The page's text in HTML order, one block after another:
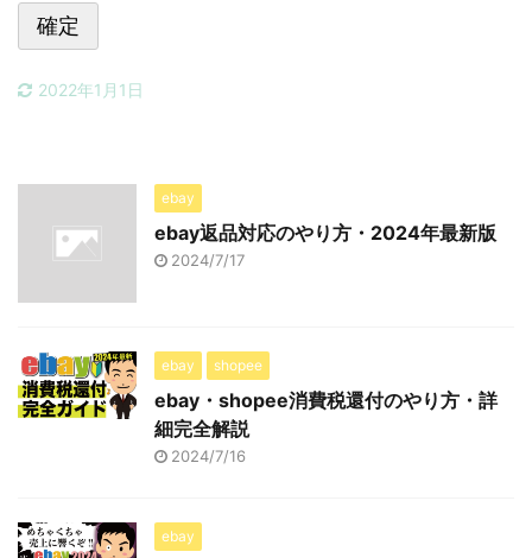
2022年1月1日
ebay
ebay返品対応のやり方・2024年最新版
2024/7/17
ebay shopee
ebay・shopee消費税還付のやり方・詳
細完全解説
2024/7/16
ebay